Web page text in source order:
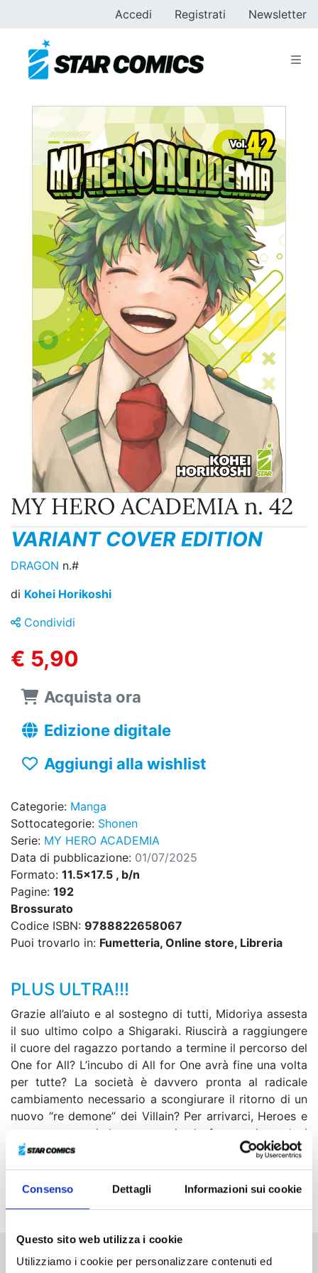
Consenso Dettagli Informazioni sui cookie
Questo sito web utilizza i cookie
Utilizziamo i cookie per personalizzare contenuti ed
Accedi Registrati Newsletter
MY HERO ACADEMIA n. 42
VARIANT COVER EDITION
DRAGON n.#
di Kohei Horikoshi
Condividi
€ 5,90
Acquista ora
Edizione digitale
Aggiungi alla wishlist
Categorie: Manga
Sottocategorie: Shonen
Serie: MY HERO ACADEMIA
Data di pubblicazione: 01/07/2025
Formato: 11.5x17.5 , b/n
Pagine: 192
Brossurato
Codice ISBN: 9788822658067
Puoi trovarlo in: Fumetteria, Online store, Libreria
PLUS ULTRA!!!
Grazie all’aiuto e al sostegno di tutti, Midoriya assesta
il suo ultimo colpo a Shigaraki. Riuscirà a raggiungere
il cuore del ragazzo portando a termine il percorso del
One for All? L’incubo di All for One avrà fine una volta
per tutte? La società è davvero pronta al radicale
cambiamento necessario a scongiurare il ritorno di un
nuovo “re demone” dei Villain? Per arrivarci, Heroes e
persone comuni dovranno unire le forze spingendosi
oltre i propri limiti... Plus ultra!
una speciale Variant Cover Edition!